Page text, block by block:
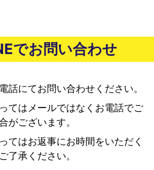
でお問い合わせ
話にてお問い合わせください。
てはメールではなくお電話でご
がございます。
てはお返事にお時間をいただく
了承ください。